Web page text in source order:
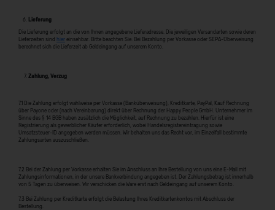
Lieferung
Die Lieferung erfolgt an die von Ihnen angegebene Lieferadresse. Die jeweiligen Versandarten sowie deren
Lieferzeiten sind
hier einsehbar. Bitte beachten Sie: Bei Bezahlung per Vorkasse oder SEPA-Überweisung
berechnet sich die Lieferzeit ab Geldeingang auf unserem Konto.
Zahlung, Verzug
7.1 Die Zahlung erfolgt wahlweise per Vorkasse (Banküberweisung), Kreditkarte, PayPal, Kauf Rechnung
über Payone oder (nach Vereinbarung) direkt über Rechnung der Happy People GmbH. Unternehmer im
Sinne des § 14 BGB haben zusätzlich die Möglichkeit, auf Rechnung zu bezahlen. Hierfür ist eine
Registrierung als gewerblicher Käufer erforderlich, wobei Handelsregistereintragung sowie
Umsatzsteuer-ID angegeben werden müssen. Wir behalten uns das Recht vor, im Einzelfall bestimmte
Zahlungsarten auszuschließen.
7.2 Bei der Zahlung per Vorkasse erhalten Sie im Anschluss an Ihre Bestellung von uns eine E-Mail mit
Zahlungsinformationen, in der unsere Bankverbindung angegeben ist. Der Zahlungsbetrag ist innerhalb
von 5 Tagen zu überweisen. Wir verschicken die Ware erst nach Geldeingang auf unserem Konto.
7.3 Bei Zahlung per Kreditkarte erfolgt die Belastung Ihres Kreditkartenkontos mit Abschluss der
Bestellung.